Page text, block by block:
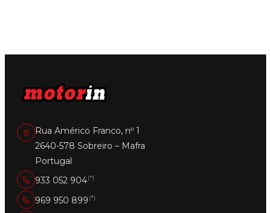
Rua Américo Franco, nº 1
2640-578 Sobreiro – Mafra
Portugal
933 052 904(*)
969 950 899 (*)